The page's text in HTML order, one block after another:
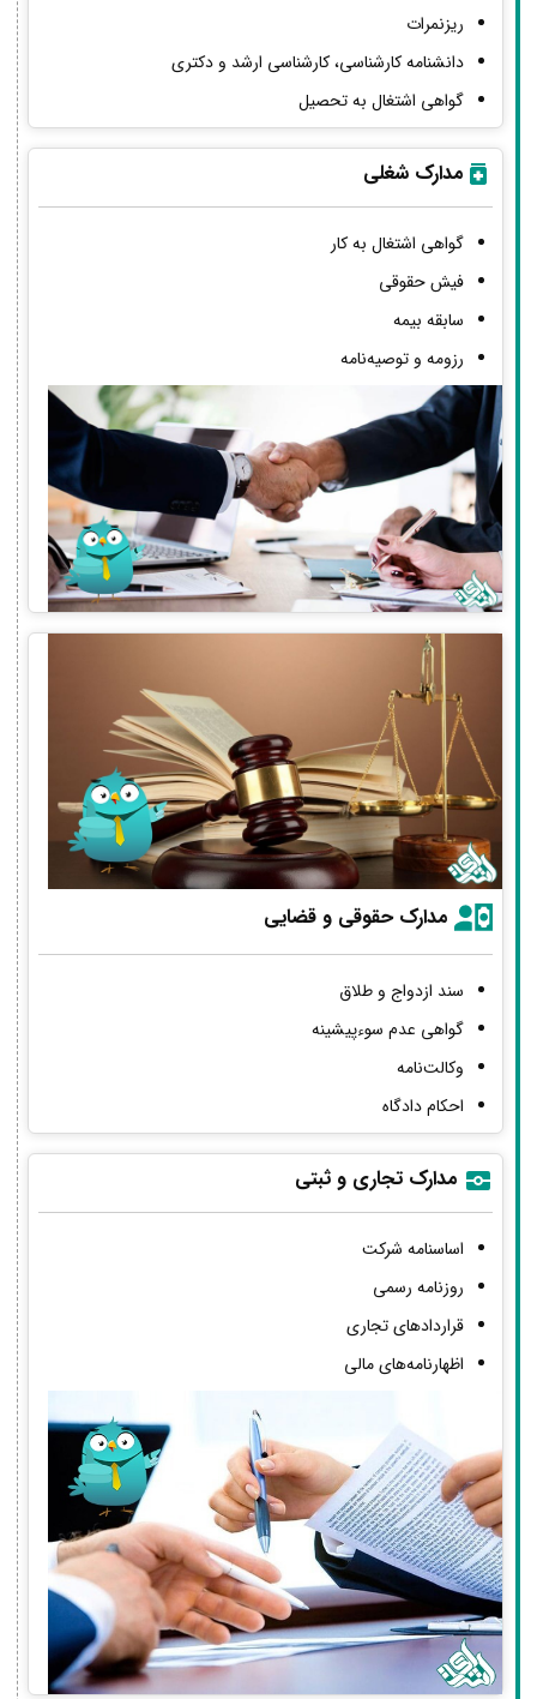
ریزنمرات
دانشنامه کارشناسی، کارشناسی ارشد و دکتری
گواهی اشتغال به تحصیل
مدارک شغلی
گواهی اشتغال به کار
فیش حقوقی
سابقه بیمه
رزومه و توصیه‌نامه
مدارک حقوقی و قضایی
سند ازدواج و طلاق
گواهی عدم سوءپیشینه
وکالت‌نامه
احکام دادگاه
مدارک تجاری و ثبتی
اساسنامه شرکت
روزنامه رسمی
قراردادهای تجاری
اظهارنامه‌های مالی